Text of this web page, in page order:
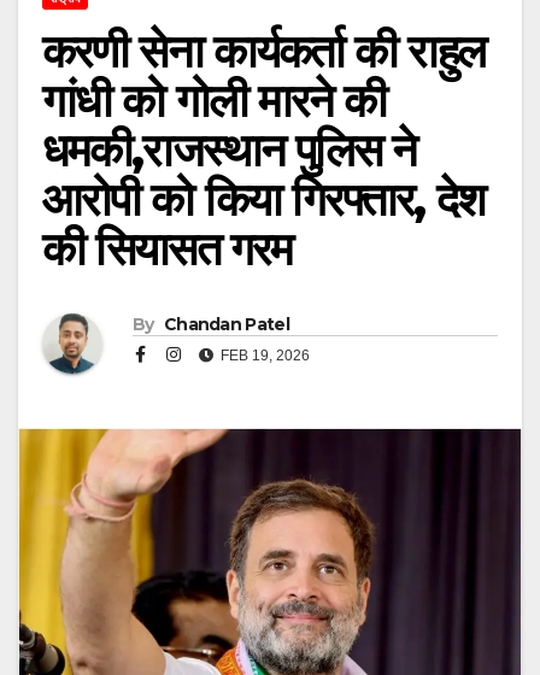
करणी सेना कार्यकर्ता की राहुल
गांधी को गोली मारने की
धमकी,राजस्थान पुलिस ने
आरोपी को किया गिरफ्तार, देश
की सियासत गरम
By Chandan Patel
FEB 19, 2026